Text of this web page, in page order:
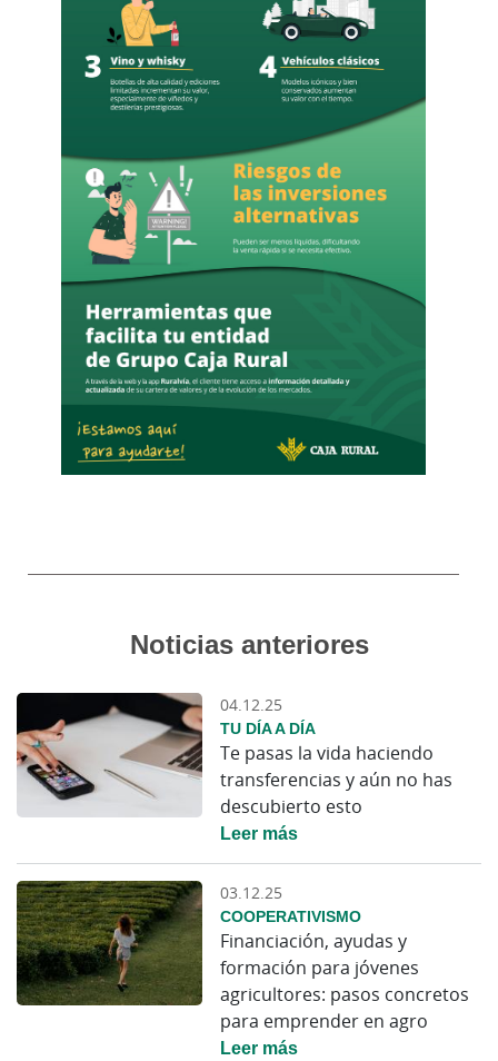
Noticias anteriores
04.12.25
TU DÍA A DÍA
Te pasas la vida haciendo
transferencias y aún no has
descubierto esto
Leer más
03.12.25
COOPERATIVISMO
Financiación, ayudas y
formación para jóvenes
agricultores: pasos concretos
para emprender en agro
Leer más